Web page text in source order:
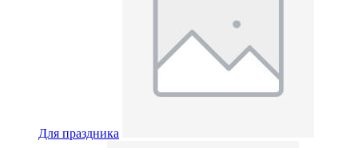
Для праздника